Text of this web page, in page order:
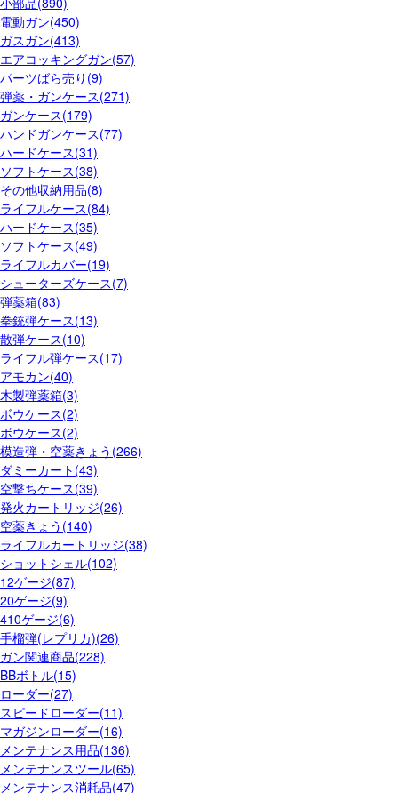
電動ガン(450)
ガスガン(413)
エアコッキングガン(57)
パーツばら売り(9)
弾薬・ガンケース(271)
ガンケース(179)
ハンドガンケース(77)
ハードケース(31)
ソフトケース(38)
その他収納用品(8)
ライフルケース(84)
ハードケース(35)
ソフトケース(49)
ライフルカバー(19)
シューターズケース(7)
弾薬箱(83)
拳銃弾ケース(13)
散弾ケース(10)
ライフル弾ケース(17)
アモカン(40)
木製弾薬箱(3)
ボウケース(2)
ボウケース(2)
模造弾・空薬きょう(266)
ダミーカート(43)
空撃ちケース(39)
発火カートリッジ(26)
空薬きょう(140)
ライフルカートリッジ(38)
ショットシェル(102)
12ゲージ(87)
20ゲージ(9)
410ゲージ(6)
手榴弾(レプリカ)(26)
ガン関連商品(228)
BBボトル(15)
ローダー(27)
スピードローダー(11)
マガジンローダー(16)
メンテナンス用品(136)
メンテナンスツール(65)
メンテナンス消耗品(47)